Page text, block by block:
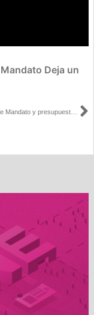
Deja un